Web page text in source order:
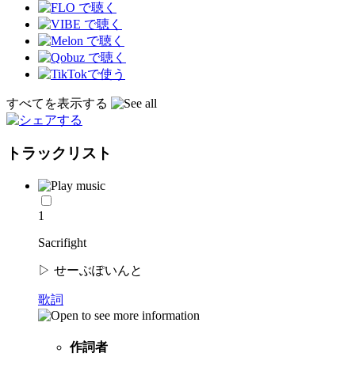
すべてを表示する
トラックリスト
1
Sacrifight
▷ せーぶぽいんと
歌詞
作詞者